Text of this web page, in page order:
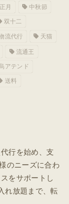
月 中秋節
双十二
流代行 天猫
流通王
アテンド
送料
行を始め、支
のニーズに合わ
をサポートし
れ放題まで、転